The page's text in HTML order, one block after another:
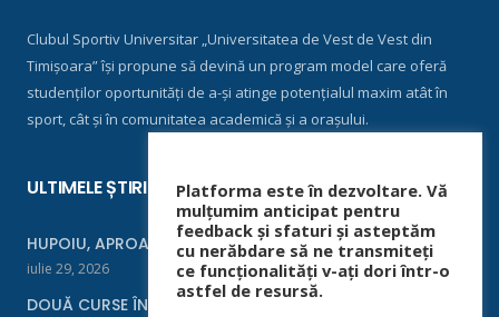
Clubul Sportiv Universitar „Universitatea de Vest de Vest din
Timișoara” își propune să devină un program model care oferă
studenților oportunități de a-și atinge potențialul maxim atât în
sport, cât și în comunitatea academică și a orașului.
ULTIMELE ȘTIRI
HUPOIU, APROAPE DE FINALĂ LA ORADEA
iulie 29, 2026
DOUĂ CURSE ÎNTR-UN WEEKEND
Platforma este în dezvoltare. Vă
mulțumim anticipat pentru
feedback și sfaturi și asteptăm
cu nerăbdare să ne transmiteți
ce funcționalități v-ați dori într-o
astfel de resursă.